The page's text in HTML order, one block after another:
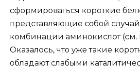
сформироваться короткие
представляющие собой
комбинации аминокислот (см.
Оказалось, что уже такие
обладают слабыми